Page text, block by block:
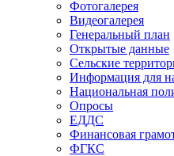
Фотогалерея
Видеогалерея
Генеральный план
Открытые данные
Сельские
Информация для
Национальная
Опросы
ЕДДС
Финансовая
ФГКС